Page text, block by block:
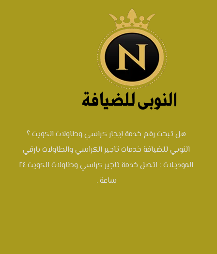
هل تبحث رقم خدمة ايجار كراسي وطاولات الكويت ؟
النوبي للضيافة خدمات تاجير الكراسي والطاولات بارقي
الموديلات : اتصل خدمة تاجير كراسي وطاولات الكويت ٢٤
ساعة .